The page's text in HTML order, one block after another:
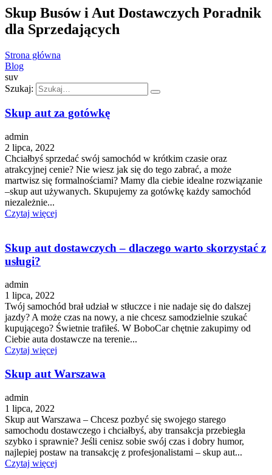
Skup Busów i Aut Dostawczych Poradnik
dla Sprzedających
Strona główna
Blog
suv
Szukaj:
Skup aut za gotówkę
admin
2 lipca, 2022
Chciałbyś sprzedać swój samochód w krótkim czasie oraz
atrakcyjnej cenie? Nie wiesz jak się do tego zabrać, a może
martwisz się formalnościami? Mamy dla ciebie idealne rozwiązanie
–skup aut używanych. Skupujemy za gotówkę każdy samochód
niezależnie...
Czytaj więcej
Skup aut dostawczych – dlaczego warto skorzystać z
usługi?
admin
1 lipca, 2022
Twój samochód brał udział w stłuczce i nie nadaje się do dalszej
jazdy? A może czas na nowy, a nie chcesz samodzielnie szukać
kupującego? Świetnie trafiłeś. W BoboCar chętnie zakupimy od
Ciebie auta dostawcze na terenie...
Czytaj więcej
Skup aut Warszawa
admin
1 lipca, 2022
Skup aut Warszawa – Chcesz pozbyć się swojego starego
samochodu dostawczego i chciałbyś, aby transakcja przebiegła
szybko i sprawnie? Jeśli cenisz sobie swój czas i dobry humor,
najlepiej postaw na transakcję z profesjonalistami – skup aut...
Czytaj więcej